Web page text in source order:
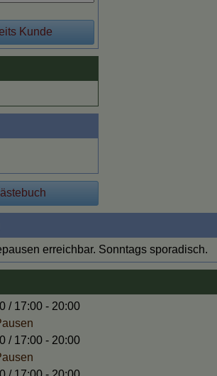
Kunde
erreichbar. Sonntags sporadisch.
/ 17:00 - 20:00
/ 17:00 - 20:00